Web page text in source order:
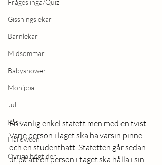
Frågeslinga/Quiz
Gissningslekar
Barnlekar
Midsommar
Babyshower
Möhippa
Jul
Påsk
Halloween
Övriga högtider
En vanlig enkel stafett men med en tvist.
Varje person i laget ska ha varsin pinne
och en studenthatt. Stafetten går sedan
ut på att en person i taget ska hålla i sin